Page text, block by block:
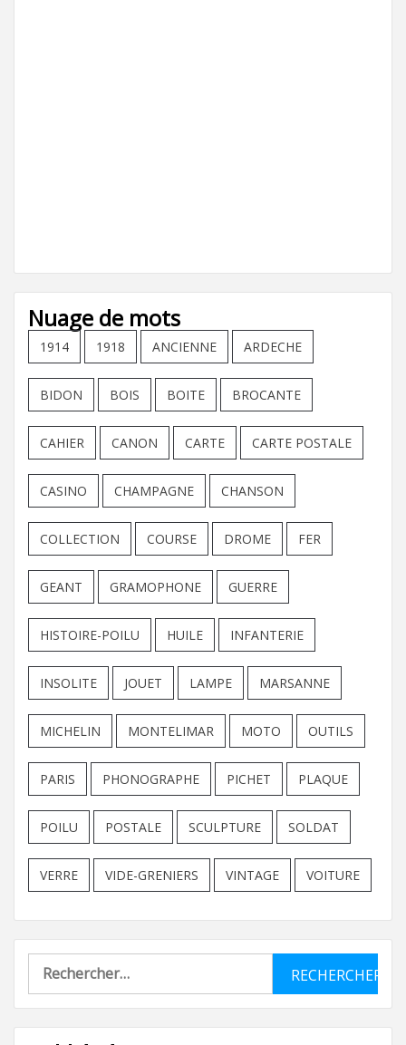
Nuage de mots
1914 1918 ANCIENNE ARDECHE
BIDON BOIS BOITE BROCANTE
CAHIER CANON CARTE CARTE POSTALE
CASINO CHAMPAGNE CHANSON
COLLECTION COURSE DROME FER
GEANT GRAMOPHONE GUERRE
HISTOIRE-POILU HUILE INFANTERIE
INSOLITE JOUET LAMPE MARSANNE
MICHELIN MONTELIMAR MOTO OUTILS
PARIS PHONOGRAPHE PICHET PLAQUE
POILU POSTALE SCULPTURE SOLDAT
VERRE VIDE-GRENIERS VINTAGE VOITURE
Rechercher :